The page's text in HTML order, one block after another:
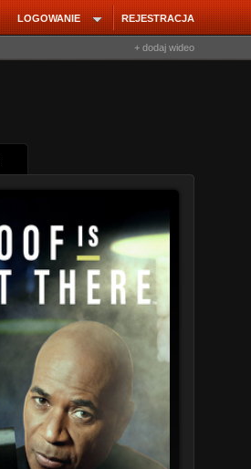
REJESTRACJA
LOGOWANIE
+ dodaj wideo